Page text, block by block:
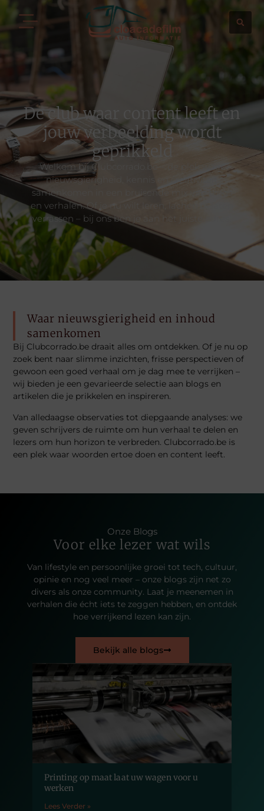
De club waar content leeft en
jouw verbeelding wordt
geprikkeld
Welkom bij Clubcorrado.be – de plek waar
nieuwsgierigheid, kennis en creativiteit
samenkomen in een bruisende mix van blogs
en verhalen. Of je nu wilt leren, lachen of laten
verrassen – bij ons ben je aan het juiste adres.
Waar nieuwsgierigheid en inhoud
samenkomen
Bij Clubcorrado.be draait alles om ontdekken. Of je nu op
zoek bent naar slimme inzichten, frisse perspectieven of
gewoon een goed verhaal om je dag mee te verrijken –
wij bieden je een gevarieerde selectie aan blogs en
artikelen die je prikkelen en inspireren.
Van alledaagse observaties tot diepgaande analyses: we
geven schrijvers de ruimte om hun verhaal te delen en
lezers om hun horizon te verbreden. Clubcorrado.be is
een plek waar woorden ertoe doen en content leeft.
Onze Blogs
Voor elke lezer wat wils
Van lifestyle en persoonlijke groei tot tech, cultuur,
opinie en nog veel meer – onze blogs zijn net zo
divers als onze community. Laat je meenemen in
verhalen die écht iets te zeggen hebben, en ontdek
hoe verrijkend lezen kan zijn.
Bekijk alle blogs
Printing op maat laat uw wagen voor u
werken
Lees Verder »